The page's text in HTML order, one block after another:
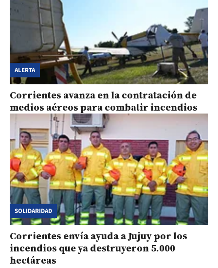
ALERTA
Corrientes avanza en la contratación de
medios aéreos para combatir incendios
SOLIDARIDAD
Corrientes envía ayuda a Jujuy por los
incendios que ya destruyeron 5.000
hectáreas